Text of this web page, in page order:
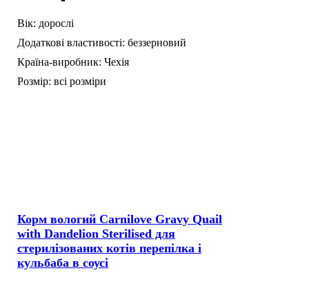
Вік: дорослі
Додаткові властивості: беззерновий
Країна-виробник: Чехія
Розмір: всі розміри
Корм вологий Carnilove Gravy Quail
with Dandelion Sterilised для
стерилізованих котів перепілка і
кульбаба в соусі